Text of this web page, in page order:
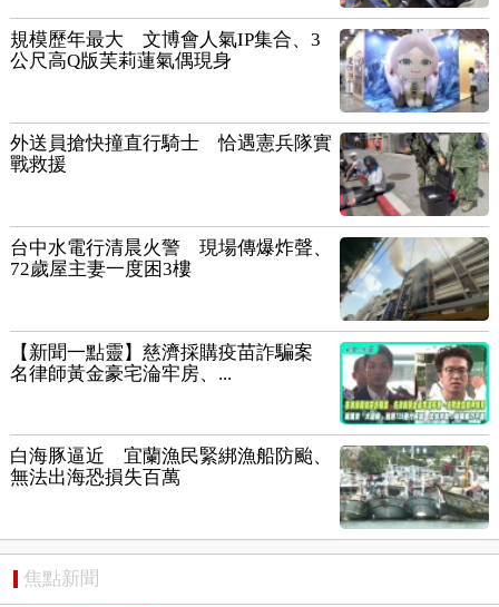
規模歷年最大 文博會人氣IP集合、3
公尺高Q版芙莉蓮氣偶現身
外送員搶快撞直行騎士 恰遇憲兵隊實
戰救援
台中水電行清晨火警 現場傳爆炸聲、
72歲屋主妻一度困3樓
【新聞一點靈】慈濟採購疫苗詐騙案
名律師黃金豪宅淪牢房、...
白海豚逼近 宜蘭漁民緊綁漁船防颱、
無法出海恐損失百萬
焦點新聞